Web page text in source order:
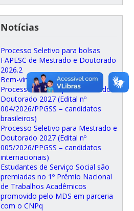
Notícias
Processo Seletivo para bolsas
FAPESC de Mestrado e Doutorado
2026.2
Bem-vindo(a) ao PPGSS/UFSC!
Processo Seletivo para Mestrado e
Doutorado 2027 (Edital nº
004/2026/PPGSS – candidatos
brasileiros)
Processo Seletivo para Mestrado e
Doutorado 2027 (Edital nº
005/2026/PPGSS – candidatos
internacionais)
Estudantes de Serviço Social são
premiadas no 1º Prêmio Nacional
de Trabalhos Acadêmicos
promovido pelo MDS em parceria
com o CNPq